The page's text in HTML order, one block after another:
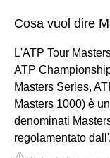
Cosa vuol dire
L'ATP Tour
ATP
Masters Series,
Masters 1000) è
denominati
regolamentato